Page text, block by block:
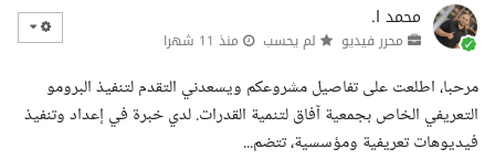
محمد ا.
محرر فيديو لم يحسب منذ 11 شهرا
مرحبا، اطلعت على تفاصيل مشروعكم ويسعدني التقدم لتنفيذ البرومو
التعريفي الخاص بجمعية آفاق لتنمية القدرات. لدي خبرة في إعداد وتنفيذ
فيديوهات تعريفية ومؤسسية، تتضم...